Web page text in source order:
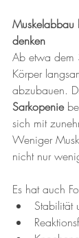
Muskelabbau
denken
Ab etwa dem
Körper
abzubauen.
Sarkopenie
sich mit
Weniger
nicht nur
Es hat auch
Stabilität